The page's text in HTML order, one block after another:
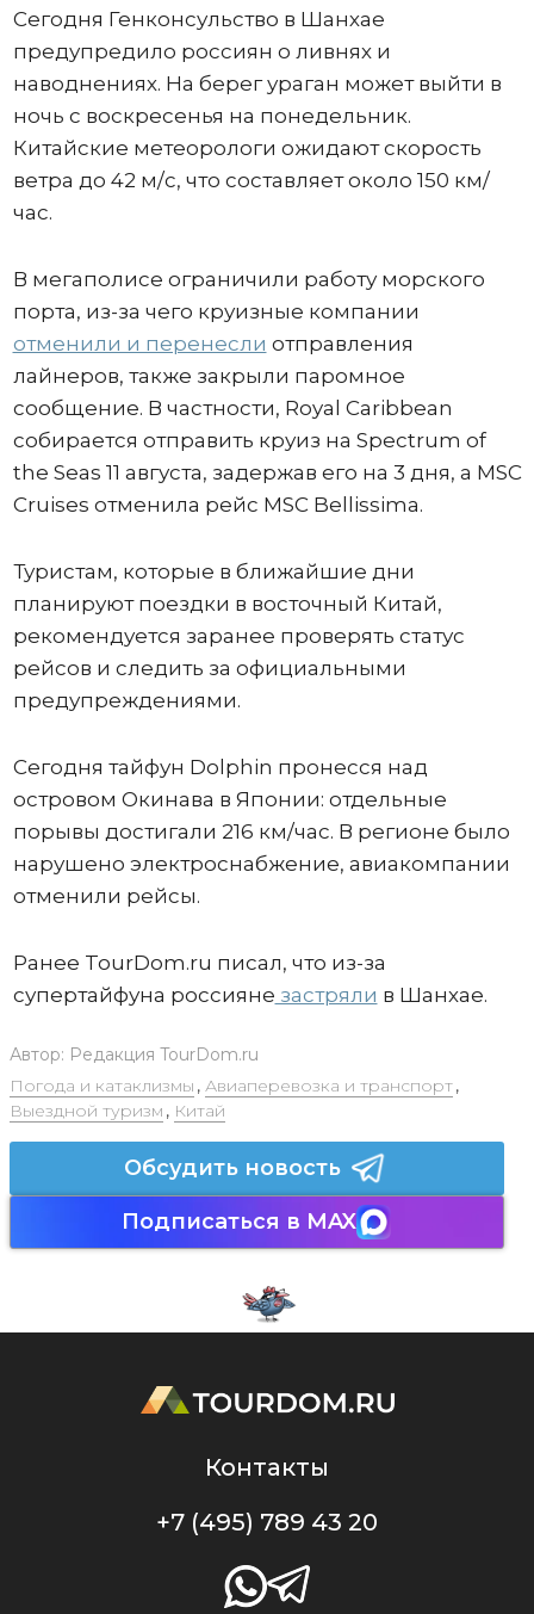
Сегодня Генконсульство в Шанхае
предупредило россиян о ливнях и
наводнениях. На берег ураган может выйти в
ночь с воскресенья на понедельник.
Китайские метеорологи ожидают скорость
ветра до 42 м/с, что составляет около 150 км/
час.
В мегаполисе ограничили работу морского
порта, из-за чего круизные компании
отменили и перенесли отправления
лайнеров, также закрыли паромное
сообщение. В частности, Royal Caribbean
собирается отправить круиз на Spectrum of
the Seas 11 августа, задержав его на 3 дня, а MSC
Cruises отменила рейс MSC Bellissima.
Туристам, которые в ближайшие дни
планируют поездки в восточный Китай,
рекомендуется заранее проверять статус
рейсов и следить за официальными
предупреждениями.
Сегодня тайфун Dolphin пронесся над
островом Окинава в Японии: отдельные
порывы достигали 216 км/час. В регионе было
нарушено электроснабжение, авиакомпании
отменили рейсы.
Ранее TourDom.ru писал, что из-за
супертайфуна россияне застряли в Шанхае.
Автор: Редакция TourDom.ru
Погода и катаклизмы , Авиаперевозка и транспорт,
Выездной туризм , Китай
Обсудить новость
Подписаться в MAX
Контакты
+7 (495) 789 43 20